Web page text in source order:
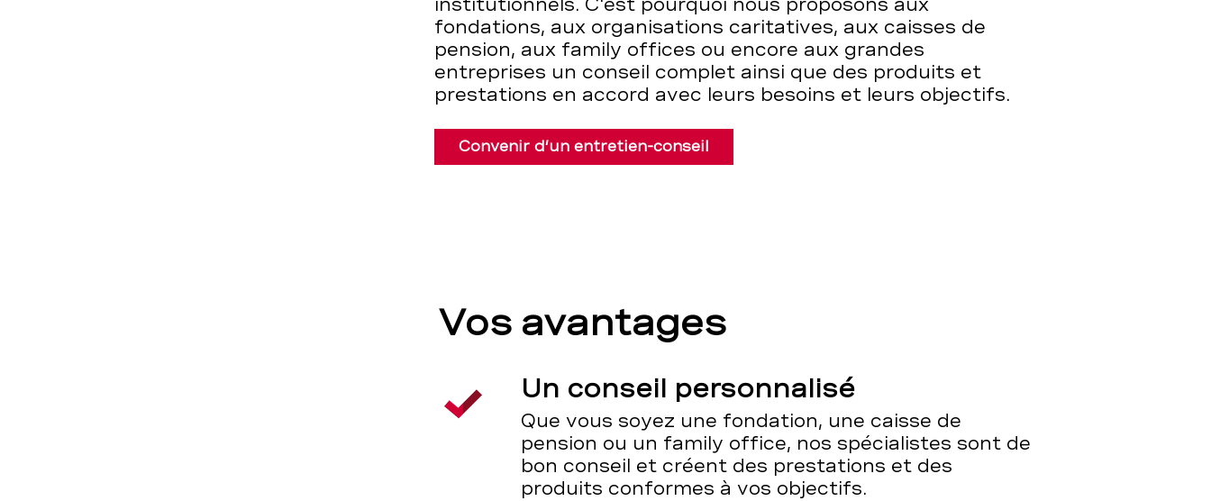
fondations, aux organisations caritatives, aux caisses de
pension, aux family offices ou encore aux grandes
entreprises un conseil complet ainsi que des produits et
prestations en accord avec leurs besoins et leurs objectifs.
Convenir d’un entretien-conseil
Vos avantages
Un conseil personnalisé
Que vous soyez une fondation, une caisse de
pension ou un family office, nos spécialistes sont de
bon conseil et créent des prestations et des
produits conformes à vos objectifs.